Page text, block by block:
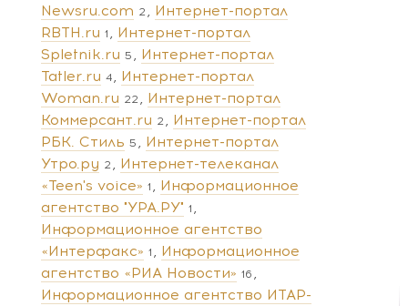
Newsru.com 2
Интернет-портал
RBTH.ru 1
Интернет-портал
Spletnik.ru 5
Интернет-портал
Tatler.ru 4
Интернет-портал
Woman.ru 22
Интернет-портал
Коммерсант.ru 2
Интернет-портал
РБК. Стиль 5
Интернет-портал
Утро.ру 2
Интернет-телеканал
«Teen's voice» 1
Информационное
агентство "УРА.РУ" 1
Информационное агентство
«Интерфакс» 1
Информационное
агентство «РИА Новости» 16
Информационное агентство ИТАР-